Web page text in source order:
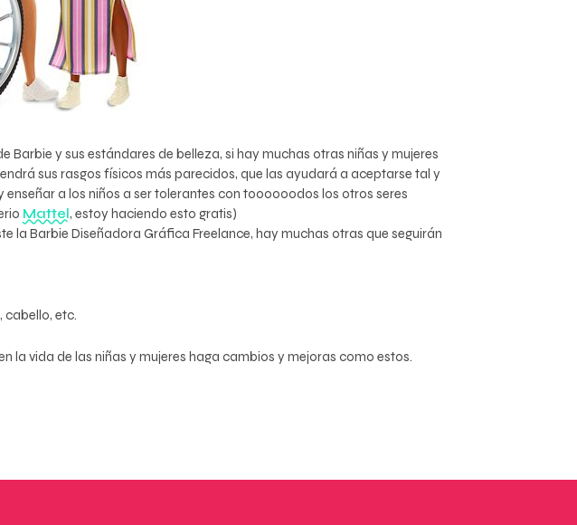
y sus estándares de belleza, si hay muchas otras niñas y mujeres
sus rasgos físicos más parecidos, que las ayudará a aceptarse tal y
a los niños a ser tolerantes con toooooodos los otros seres
Mattel, estoy haciendo esto gratis)
la Barbie Diseñadora Gráfica Freelance, hay muchas otras que seguirán
cabello, etc.
la vida de las niñas y mujeres haga cambios y mejoras como estos.